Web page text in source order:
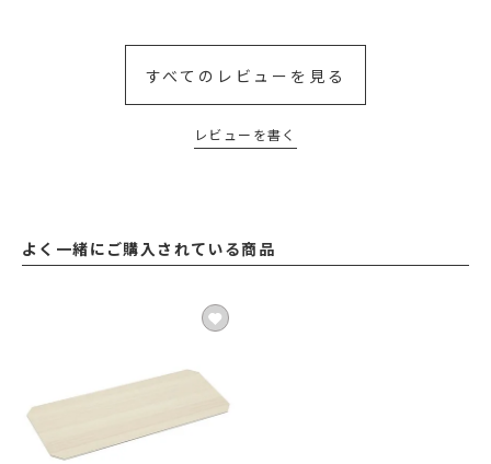
すべてのレビューを見る
レビューを書く
よく一緒にご購入されている商品